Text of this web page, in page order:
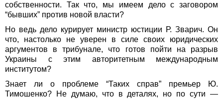
собственности. Так что, мы имеем дело с заговором
“бывших” против новой власти?
Но ведь дело курирует министр юстиции Р. Зварич. Он
что, настолько не уверен в силе своих юридических
аргументов в трибунале, что готов пойти на разрыв
Украины с этим авторитетным международным
институтом?
Знает ли о проблеме “Таких справ” премьер Ю.
Тимошенко? Не думаю, что в деталях, но по сути —